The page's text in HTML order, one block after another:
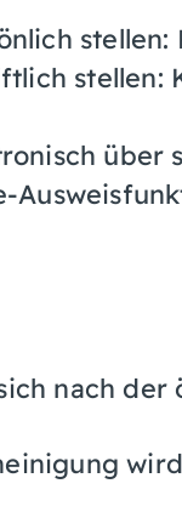
stellen:
stellen:
über
nach der